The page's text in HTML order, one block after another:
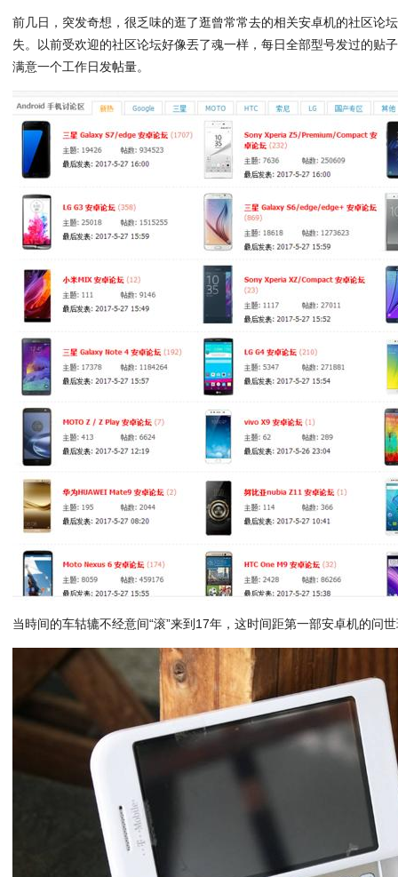
前几日，突发奇想，很乏味的逛了逛曾常常去的相关安卓机的社区论
失。以前受欢迎的社区论坛好像丟了魂一样，每日全部型号发过的贴
满意一个工作日发帖量。
当時间的车轱辘不经意间“滚”来到17年，这时间距第一部安卓机的问